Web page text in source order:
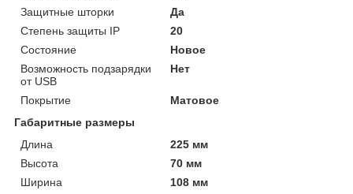
Защитные шторки
Да
Степень защиты IP
20
Состояние
Новое
Возможность подзарядки
от USB
Нет
Покрытие
Матовое
Габаритные размеры
Длина
225 мм
Высота
70 мм
Ширина
108 мм